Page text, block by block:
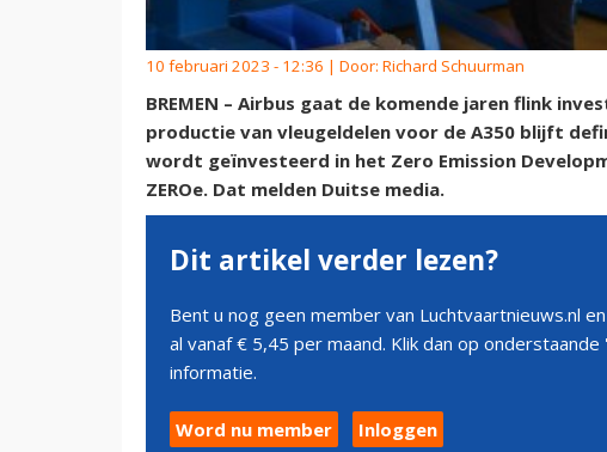
10 februari 2023 - 12:36 | Door: Richard Schuurman
BREMEN – Airbus gaat de komende jaren flink
productie van vleugeldelen voor de A350 blijft
wordt geïnvesteerd in het Zero Emission
ZEROe. Dat melden Duitse media.
Dit artikel verder lezen?
Bent u nog geen member van Luchtvaartnieuws.nl
al vanaf € 5,45 per maand. Klik dan op
informatie.
Word nu member Inloggen